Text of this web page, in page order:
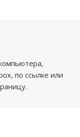
по ссылке или